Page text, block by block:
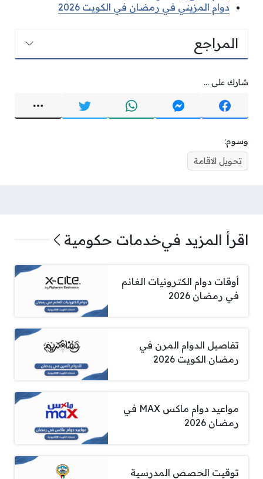
دوام المزيني في رمضان في الكويت 2026
المراجع
شارك على ...
وسوم:
تحويل الاقامة
اقرأ المزيد فيخدمات حكومية
أوقات دوام الكترونيات الغانم
في رمضان 2026
تفاصيل الدوام المرن في
رمضان الكويت 2026
مواعيد دوام ماكس MAX في
رمضان 2026
توقيت الحصص المدرسية